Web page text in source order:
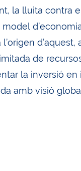
la lluita contra
de
la inversió
amb visió